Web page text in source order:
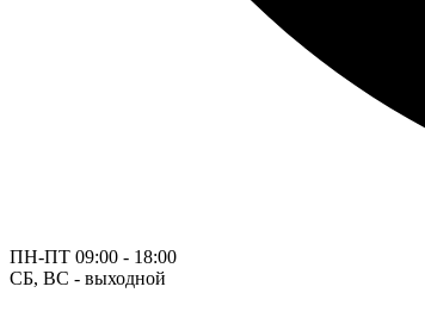
ПН-ПТ 09:00 - 18:00
СБ, ВС - выходной